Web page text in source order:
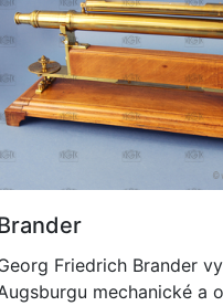
Friedrich Brander
mechanické a